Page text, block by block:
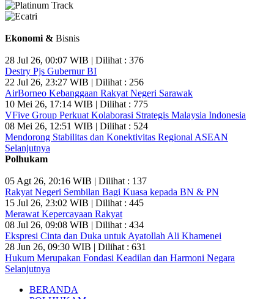
Ekonomi & Bisnis
28 Jul 26, 00:07 WIB | Dilihat : 376
Destry Pjs Gubernur BI
22 Jul 26, 23:27 WIB | Dilihat : 256
AirBorneo Kebanggaan Rakyat Negeri Sarawak
10 Mei 26, 17:14 WIB | Dilihat : 775
VFive Group Perkuat Kolaborasi Strategis Malaysia Indonesia
08 Mei 26, 12:51 WIB | Dilihat : 524
Mendorong Stabilitas dan Konektivitas Regional ASEAN
Selanjutnya
Polhukam
05 Agt 26, 20:16 WIB | Dilihat : 137
Rakyat Negeri Sembilan Bagi Kuasa kepada BN & PN
15 Jul 26, 23:02 WIB | Dilihat : 445
Merawat Kepercayaan Rakyat
08 Jul 26, 09:08 WIB | Dilihat : 434
Ekspresi Cinta dan Duka untuk Ayatollah Ali Khamenei
28 Jun 26, 09:30 WIB | Dilihat : 631
Hukum Merupakan Fondasi Keadilan dan Harmoni Negara
Selanjutnya
BERANDA